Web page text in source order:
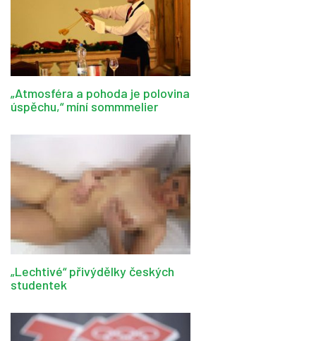
„Atmosféra a pohoda je polovina
úspěchu,“ míní sommmelier
„Lechtivé“ přivýdělky českých
studentek